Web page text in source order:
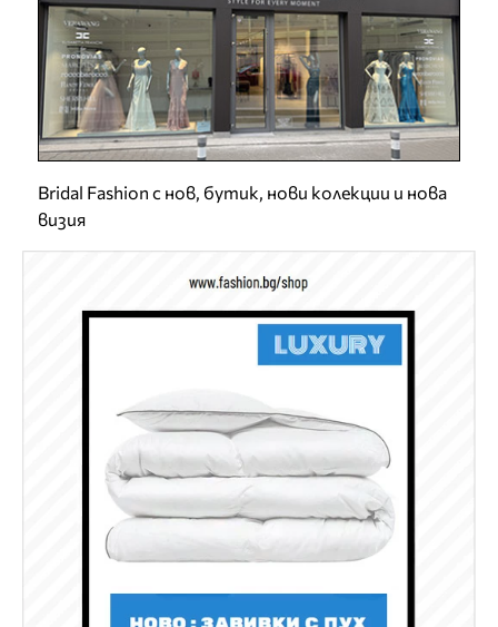
Bridal Fashion с нов, бутик, нови колекции и нова
визия